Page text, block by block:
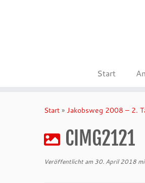
Start
Start » Jakobsweg 2008 – 2.
CIMG2121
Veröffentlicht am 30. April 2018